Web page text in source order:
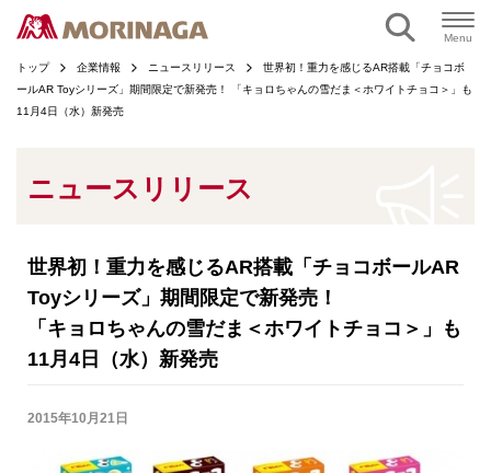
Menu
トップ 企業情報 ニュースリリース
世界初！重力を感じるAR搭載「チョコボ
ールAR Toyシリーズ」期間限定で新発売！ 「キョロちゃんの雪だま＜ホワイトチョコ＞」も
11月4日（水）新発売
ニュースリリース
世界初！重力を感じるAR搭載「チョコボールAR
Toyシリーズ」期間限定で新発売！
「キョロちゃんの雪だま＜ホワイトチョコ＞」も
11月4日（水）新発売
2015年10月21日